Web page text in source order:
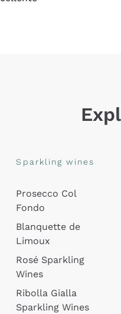
Sparkling wines
Prosecco Col
Fondo
Blanquette de
Limoux
Rosé Sparkling
Wines
Ribolla Gialla
Sparkling Wines